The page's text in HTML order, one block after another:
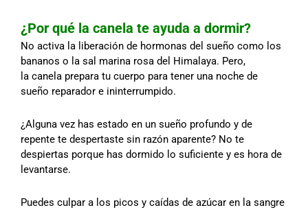
¿Por qué la canela te ayuda a dormir?
No activa la liberación de hormonas del sueño como los
bananos o la sal marina rosa del Himalaya. Pero,
la canela prepara tu cuerpo para tener una noche de
sueño reparador e ininterrumpido.
¿Alguna vez has estado en un sueño profundo y de
repente te despertaste sin razón aparente? No te
despiertas porque has dormido lo suficiente y es hora de
levantarse.
Puedes culpar a los picos y caídas de azúcar en la sangre